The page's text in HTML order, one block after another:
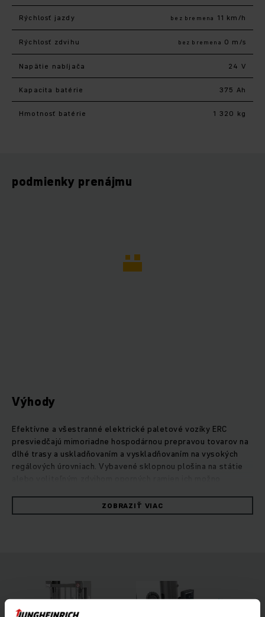
Rýchlosť jazdy bez bremena 11 km/h
Rýchlosť zdvihu bez bremena 0 m/s
Napätie nabíjača 24 V
Kapacita batérie 375 Ah
Hmotnosť batérie 1 320 kg
podmienky prenájmu
Výhody
Efektívne a všestranné elektrické paletové vozíky ERC
presviedčajú mimoriadne hospodárnou prepravou tovarov na
dlhé trasy a uskladňovaním a vyskladňovaním na vysokých
regálových úrovniach. Vybavené sklopnou plošina na státie
zvýšenej svetlej výške už nebudú problémom ani nerovnosti
podlahy či rampy. Na požiadanie umožňuje prídavný zdvih
6 metrov. Navyše zabezpečuje štvorkolesový koncept,
voliteľné asistenčné systémy, ako je výstražný systém
preťaženia operationCONTROL alebo predvoľba výšky zdvihu
ZOBRAZIŤ VIAC